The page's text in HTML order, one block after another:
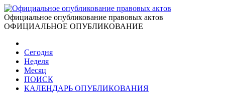
Официальное опубликование правовых актов
ОФИЦИАЛЬНОЕ ОПУБЛИКОВАНИЕ
Сегодня
Неделя
Месяц
ПОИСК
КАЛЕНДАРЬ ОПУБЛИКОВАНИЯ